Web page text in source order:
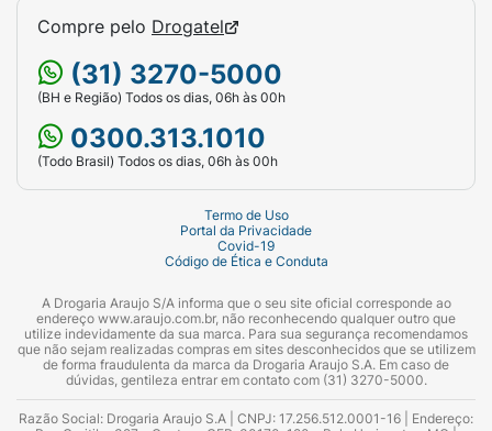
Compre pelo Drogatel
(31) 3270-5000
(BH e Região) Todos os dias, 06h às 00h
0300.313.1010
(Todo Brasil) Todos os dias, 06h às 00h
Termo de Uso
Portal da Privacidade
Covid-19
Código de Ética e Conduta
A Drogaria Araujo S/A informa que o seu site oficial corresponde ao
endereço www.araujo.com.br, não reconhecendo qualquer outro que
utilize indevidamente da sua marca. Para sua segurança recomendamos
que não sejam realizadas compras em sites desconhecidos que se utilizem
de forma fraudulenta da marca da Drogaria Araujo S.A. Em caso de
dúvidas, gentileza entrar em contato com (31) 3270-5000.
Razão Social: Drogaria Araujo S.A | CNPJ: 17.256.512.0001-16 | Endereço: